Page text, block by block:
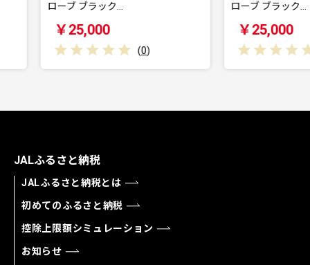
ローブ ブラック…
ー
JALふるさと納税
JALふるさと納税とは
初めてのふるさと納税
控除上限額シミュレーション
お知らせ